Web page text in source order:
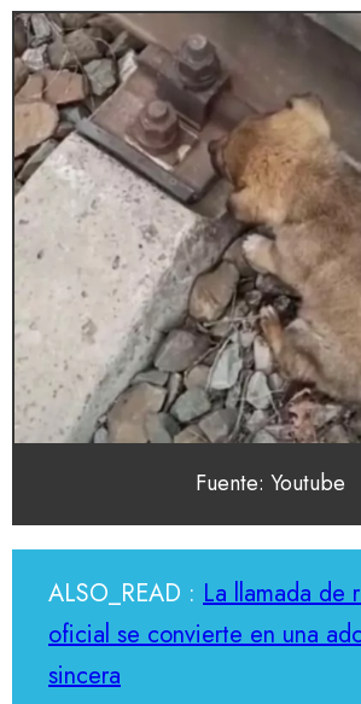
Fuente: Youtube
ALSO_READ : La llamada de
oficial se convierte en una
sincera